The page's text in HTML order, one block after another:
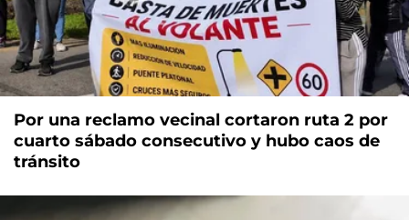
Por una reclamo vecinal cortaron ruta 2 por
cuarto sábado consecutivo y hubo caos de
tránsito